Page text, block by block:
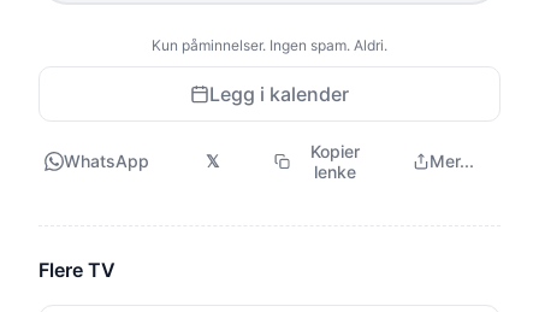
Kun påminnelser. Ingen spam. Aldri.
Legg i kalender
WhatsApp 𝕏
Kopier
lenke
Mer...
Flere TV